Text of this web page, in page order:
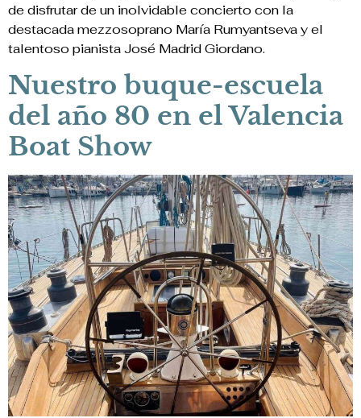
de disfrutar de un inolvidable concierto con la
destacada mezzosoprano María Rumyantseva y el
talentoso pianista José Madrid Giordano.
Nuestro buque-escuela
del año 80 en el Valencia
Boat Show